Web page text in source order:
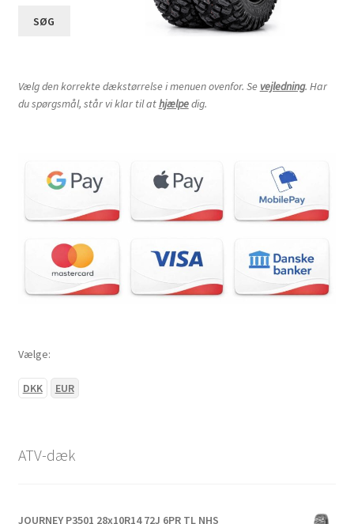
SØG
Vælg den korrekte dækstørrelse i menuen ovenfor. Se vejledning. Har
du spørgsmål, står vi klar til athjælpedig.
Vælge:
DKK EUR
ATV-dæk
JOURNEY P3501 28x10R14 72J 6PR TL NHS